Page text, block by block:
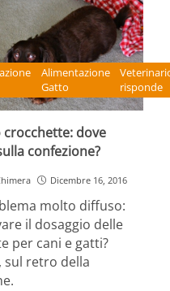
Alimentazione
Gatto
risponde
crocchette: dove
confezione?
Dicembre 16, 2016
molto diffuso:
il dosaggio delle
per cani e gatti?
sul retro della